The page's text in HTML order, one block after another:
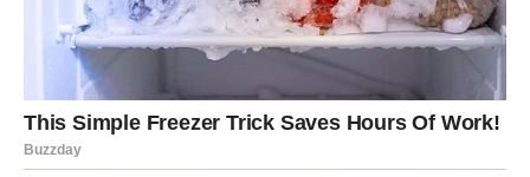
Ribe ulaze u jedan od najnježnijih i najljepših perioda
Ljubav, sigurnost i osjećaj unutrašnje ravnoteže konačno
postaju dio vaše svakodnevice.